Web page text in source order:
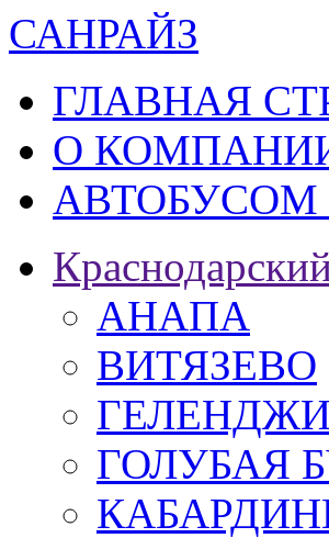
САНРАЙЗ
ГЛАВНАЯ
О
АВТОБУСОМ
АНАПА
ВИТЯЗЕВО
ГОЛУБАЯ